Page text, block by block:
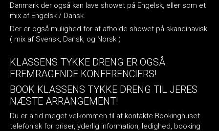
Danmark der også kan lave showet på Engelsk, eller som et
mix af Engelsk / Dansk.
Der er også mulighed for at afholde showet på skandinavisk
( mix af Svensk, Dansk, og Norsk )
KLASSENS TYKKE DRENG ER OGSÅ
FREMRAGENDE KONFERENCIERS!
BOOK KLASSENS TYKKE DRENG TIL JERES
NÆSTE ARRANGEMENT!
Du er altid meget velkommen til at kontakte Bookinghuset
telefonisk for priser, yderlig information, ledighed, booking